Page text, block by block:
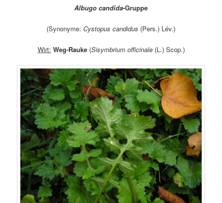
Albugo candida-Gruppe
(Synonyme: Cystopus candidus (Pers.) Lév.)
Wirt: Weg-Rauke(Sisymbrium officinale(L.) Scop.)